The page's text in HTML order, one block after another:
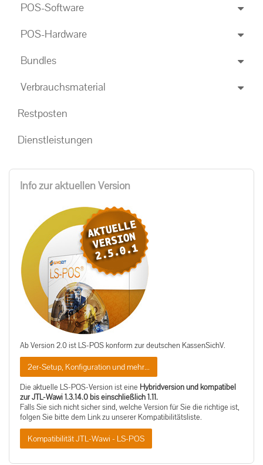
POS-Software
POS-Hardware
Bundles
Verbrauchsmaterial
Restposten
Dienstleistungen
Info zur aktuellen Version
Ab Version 2.0 ist LS-POS konform zur deutschen KassenSichV.
2er-Setup, Konfiguration und mehr...
Die aktuelle LS-POS-Version ist eine Hybridversion und kompatibel
zur JTL-Wawi 1.3.14.0 bis einschließlich 1.11.
Falls Sie sich nicht sicher sind, welche Version für Sie die richtige ist,
folgen Sie bitte dem Link zu unserer Kompatibilitätsliste.
Kompatibilität JTL-Wawi - LS-POS